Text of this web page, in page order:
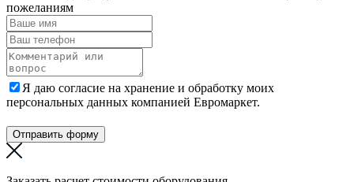
пожеланиям
Я даю согласие на хранение и обработку моих
персональных данных компанией Евромаркет.
Отправить форму